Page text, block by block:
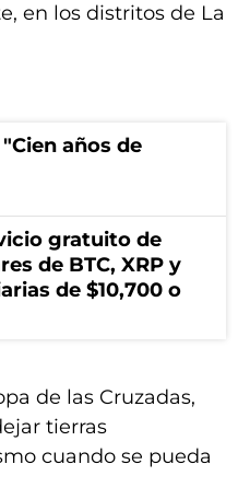
en los distritos de La
años de
gratuito de
de BTC, XRP y
de $10,700 o
de las Cruzadas,
tierras
cuando se pueda